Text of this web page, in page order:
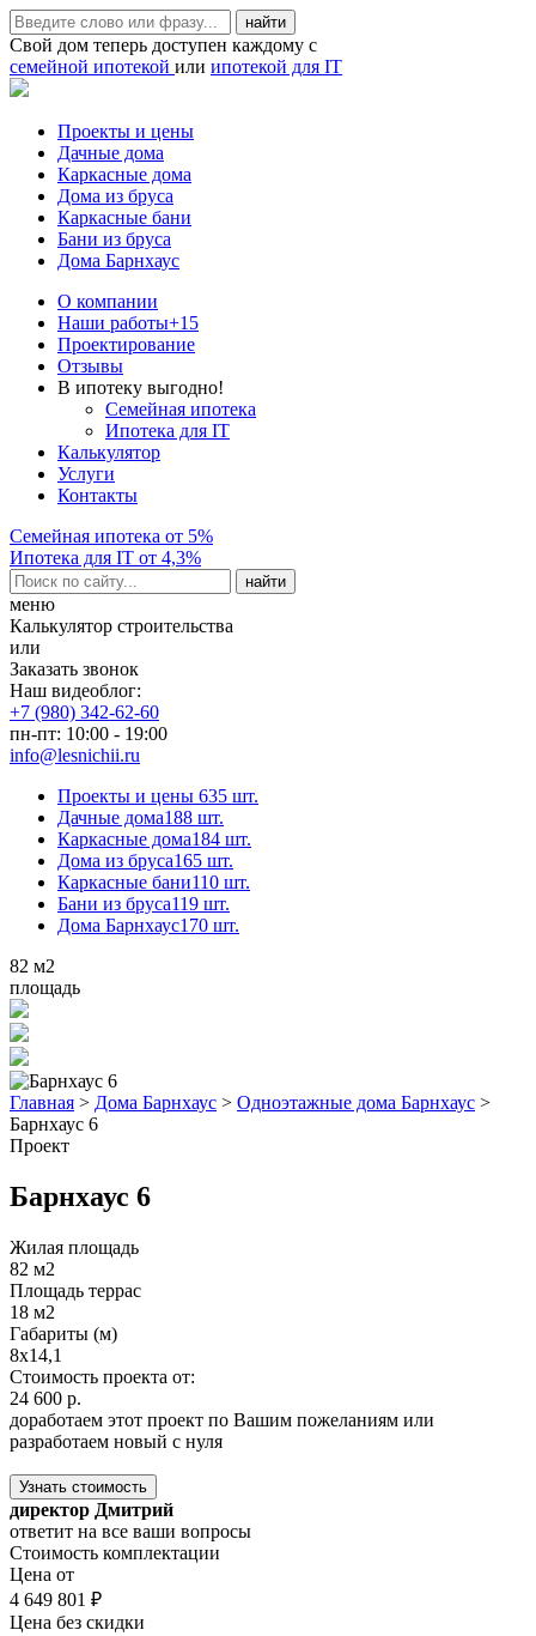
Свой дом теперь доступен каждому с
семейной ипотекой или ипотекой для IT
Проекты и цены
Дачные дома
Каркасные дома
Дома из бруса
Каркасные бани
Бани из бруса
Дома Барнхаус
О компании
Наши работы+15
Проектирование
Отзывы
В ипотеку выгодно!
Семейная ипотека
Ипотека для IT
Калькулятор
Услуги
Контакты
Семейная ипотека от 5%
Ипотека для IT от 4,3%
меню
Калькулятор строительства
или
Заказать звонок
Наш видеоблог:
+7 (980) 342-62-60
пн-пт: 10:00 - 19:00
info@lesnichii.ru
Проекты и цены 635 шт.
Дачные дома188 шт.
Каркасные дома184 шт.
Дома из бруса165 шт.
Каркасные бани110 шт.
Бани из бруса119 шт.
Дома Барнхаус170 шт.
82 м2
площадь
Главная > Дома Барнхаус > Одноэтажные дома Барнхаус >
Барнхаус 6
Проект
Барнхаус 6
Жилая площадь
82 м2
Площадь террас
18 м2
Габариты (м)
8х14,1
Стоимость проекта от:
24 600 р.
доработаем этот проект по Вашим пожеланиям или
разработаем новый с нуля
Узнать стоимость
директор Дмитрий
ответит на все ваши вопросы
Стоимость комплектации
Цена от
4 649 801 ₽
Цена без скидки